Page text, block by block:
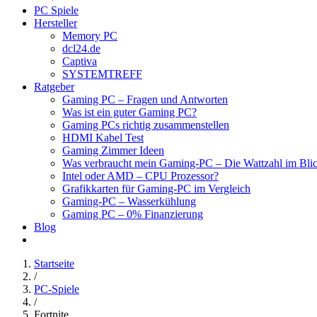
PC Spiele
Hersteller
Memory PC
dcl24.de
Captiva
SYSTEMTREFF
Ratgeber
Gaming PC – Fragen und Antworten
Was ist ein guter Gaming PC?
Gaming PCs richtig zusammenstellen
HDMI Kabel Test
Gaming Zimmer Ideen
Was verbraucht mein Gaming-PC – Die Wattzahl im
Intel oder AMD – CPU Prozessor?
Grafikkarten für Gaming-PC im Vergleich
Gaming-PC – Wasserkühlung
Gaming PC – 0% Finanzierung
Blog
Startseite
/
PC-Spiele
/
Fortnite